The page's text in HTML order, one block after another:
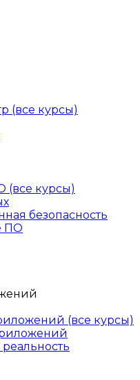
(все курсы)
(все курсы)
безопасность
ПО
(все курсы)